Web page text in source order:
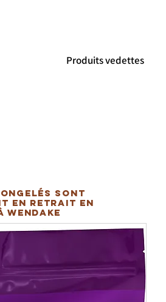
Produits vedettes
sont
en retrait en